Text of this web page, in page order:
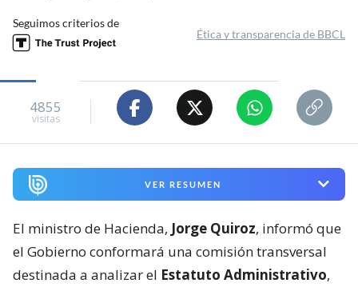
Seguimos criterios de
Ética y transparencia de BBCL
4855
visitas
VER RESUMEN
El ministro de Hacienda, Jorge Quiroz, informó que
el Gobierno conformará una comisión transversal
destinada a analizar el Estatuto Administrativo,